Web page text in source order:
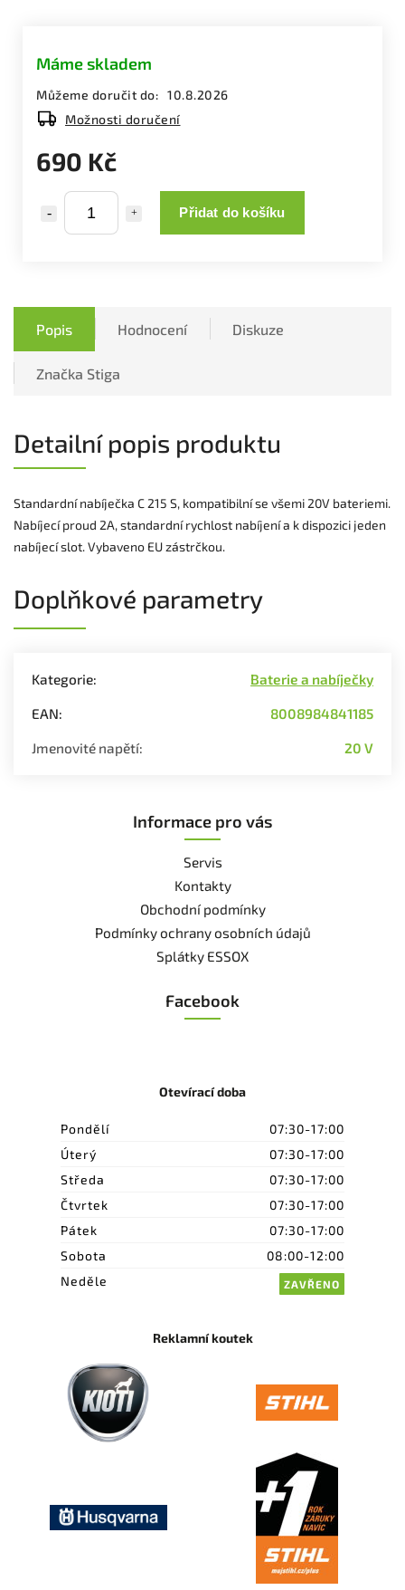
690 Kč
Přidat do košíku
Máme skladem
Můžeme doručit do: 10.8.2026
Možnosti doručení
Popis Hodnocení Diskuze
Značka Stiga
Detailní popis produktu
Standardní nabíječka C 215 S, kompatibilní se všemi 20V bateriemi.
Nabíjecí proud 2A, standardní rychlost nabíjení a k dispozici jeden
nabíjecí slot. Vybaveno EU zástrčkou.
Doplňkové parametry
Kategorie: Baterie a nabíječky
EAN: 8008984841185
Jmenovité napětí: 20 V
Informace pro vás
Servis
Kontakty
Obchodní podmínky
Podmínky ochrany osobních údajů
Splátky ESSOX
Facebook
Otevírací doba
Pondělí
07:30-17:00
Úterý
07:30-17:00
Středa
07:30-17:00
Čtvrtek
07:30-17:00
Pátek
07:30-17:00
Sobota
08:00-12:00
Neděle
ZAVŘENO
Reklamní koutek